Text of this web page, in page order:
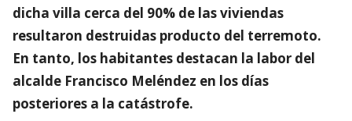
dicha villa cerca del 90% de las viviendas
resultaron destruidas producto del terremoto.
En tanto, los habitantes destacan la labor del
alcalde Francisco Meléndez en los días
posteriores a la catástrofe.